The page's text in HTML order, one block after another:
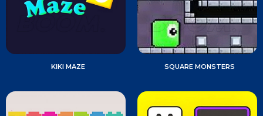
KIKI MAZE SQUARE MONSTERS